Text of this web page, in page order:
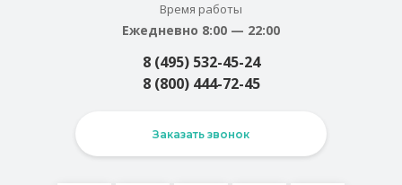
Время работы
Ежедневно 8:00 — 22:00
8 (495) 532-45-24
8 (800) 444-72-45
Заказать звонок